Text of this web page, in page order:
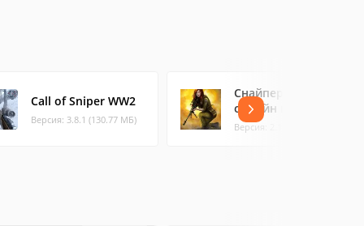
Call of Sniper WW2
Версия: 3.8.1 (130.77 МБ)
Снайпер Арена: 3Д
онлайн шутер
Версия: 2.1.6 (98.17 МБ)